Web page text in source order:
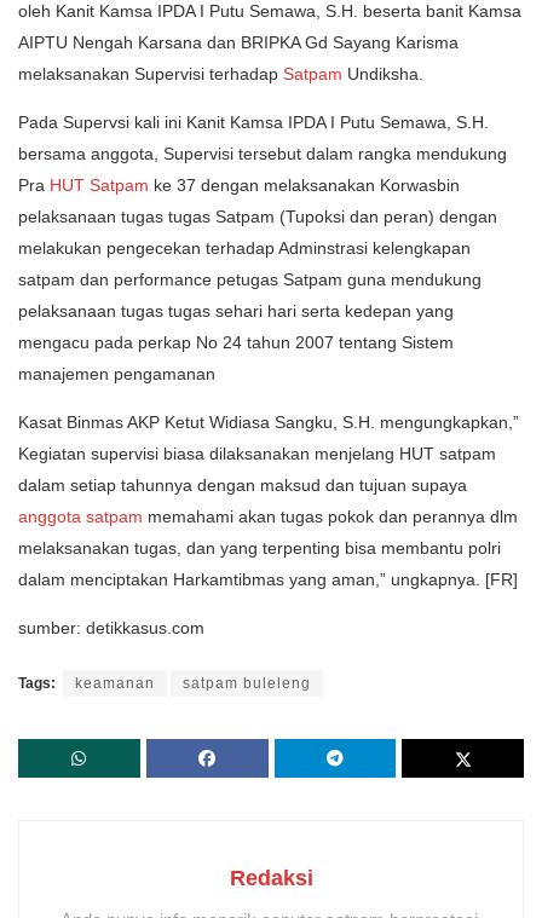
oleh Kanit Kamsa IPDA I Putu Semawa, S.H. beserta banit Kamsa
AIPTU Nengah Karsana dan BRIPKA Gd Sayang Karisma
melaksanakan Supervisi terhadap Satpam Undiksha.
Pada Supervsi kali ini Kanit Kamsa IPDA I Putu Semawa, S.H.
bersama anggota, Supervisi tersebut dalam rangka mendukung
Pra HUT Satpam ke 37 dengan melaksanakan Korwasbin
pelaksanaan tugas tugas Satpam (Tupoksi dan peran) dengan
melakukan pengecekan terhadap Adminstrasi kelengkapan
satpam dan performance petugas Satpam guna mendukung
pelaksanaan tugas tugas sehari hari serta kedepan yang
mengacu pada perkap No 24 tahun 2007 tentang Sistem
manajemen pengamanan
Kasat Binmas AKP Ketut Widiasa Sangku, S.H. mengungkapkan,”
Kegiatan supervisi biasa dilaksanakan menjelang HUT satpam
dalam setiap tahunnya dengan maksud dan tujuan supaya
anggota satpam memahami akan tugas pokok dan perannya dlm
melaksanakan tugas, dan yang terpenting bisa membantu polri
dalam menciptakan Harkamtibmas yang aman,” ungkapnya. [FR]
sumber: detikkasus.com
Tags: keamanan satpam buleleng
Redaksi